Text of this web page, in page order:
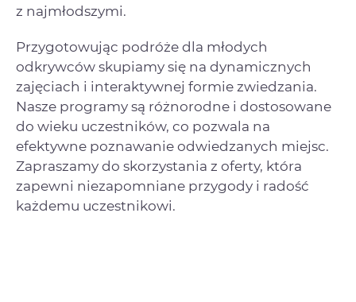
z najmłodszymi.
Przygotowując podróże dla młodych
odkrywców skupiamy się na dynamicznych
zajęciach i interaktywnej formie zwiedzania.
Nasze programy są różnorodne i dostosowane
do wieku uczestników, co pozwala na
efektywne poznawanie odwiedzanych miejsc.
Zapraszamy do skorzystania z oferty, która
zapewni niezapomniane przygody i radość
każdemu uczestnikowi.